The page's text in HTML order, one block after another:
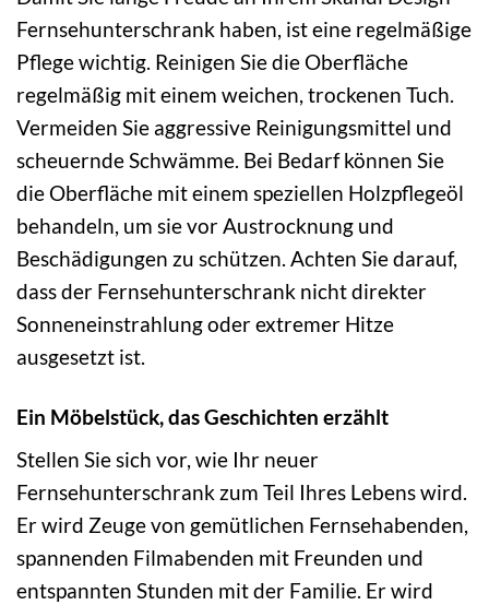
Fernsehunterschrank haben, ist eine regelmäßige
Pflege wichtig. Reinigen Sie die Oberfläche
regelmäßig mit einem weichen, trockenen Tuch.
Vermeiden Sie aggressive Reinigungsmittel und
scheuernde Schwämme. Bei Bedarf können Sie
die Oberfläche mit einem speziellen Holzpflegeöl
behandeln, um sie vor Austrocknung und
Beschädigungen zu schützen. Achten Sie darauf,
dass der Fernsehunterschrank nicht direkter
Sonneneinstrahlung oder extremer Hitze
ausgesetzt ist.
Ein Möbelstück, das Geschichten erzählt
Stellen Sie sich vor, wie Ihr neuer
Fernsehunterschrank zum Teil Ihres Lebens wird.
Er wird Zeuge von gemütlichen Fernsehabenden,
spannenden Filmabenden mit Freunden und
entspannten Stunden mit der Familie. Er wird